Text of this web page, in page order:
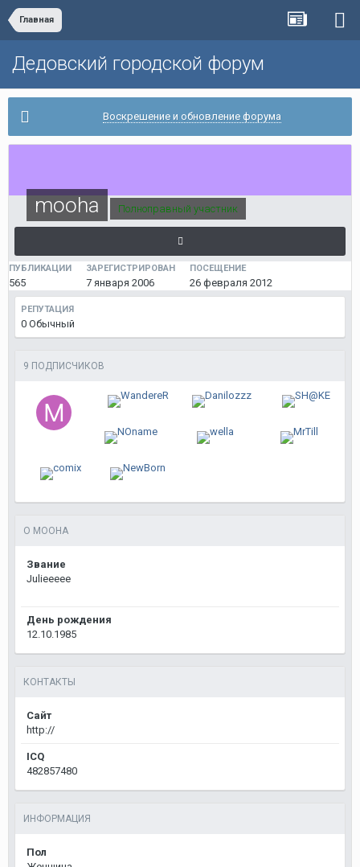
Главная
Дедовский городской форум
Воскрешение и обновление форума
mooha Полноправный участник
ПУБЛИКАЦИИ
565
ЗАРЕГИСТРИРОВАН
7 января 2006
ПОСЕЩЕНИЕ
26 февраля 2012
РЕПУТАЦИЯ
0 Обычный
9 ПОДПИСЧИКОВ
О MOOHA
Звание
Julieeeee
День рождения
12.10.1985
КОНТАКТЫ
Сайт
http://
ICQ
482857480
ИНФОРМАЦИЯ
Пол